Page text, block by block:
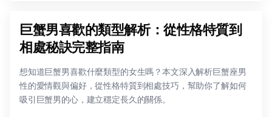
巨蟹男喜歡的類型解析：從性格特質到
相處秘訣完整指南
想知道巨蟹男喜歡什麼類型的女生嗎？本文深入解析巨蟹座男
性的愛情觀與偏好，從性格特質到相處技巧，幫助你了解如何
吸引巨蟹男的心，建立穩定長久的關係。